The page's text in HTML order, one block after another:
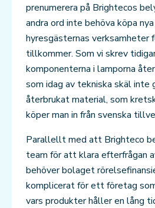
prenumerera på Brightecos
andra ord inte behöva köpa
hyresgästernas verksamheter
tillkommer. Som vi skrev
komponenterna i lamporna
som idag av tekniska skäl
återbrukat material, som
köper man in från svenska
Parallellt med att Brighteco
team för att klara efterfrågan
behöver bolaget
komplicerat för ett företag
vars produkter håller en lång